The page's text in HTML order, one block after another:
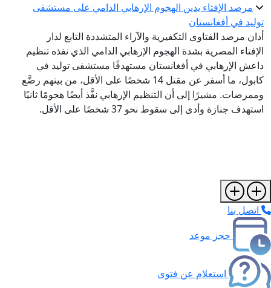
مرصد الإفتاء يدين الهجوم الإرهابي الدامي على مستشفى
توليد في أفغانستان
أدان مرصد الفتاوى التكفيرية والآراء المتشددة التابع لدار
الإفتاء المصرية بشدة الهجوم الإرهابي الدامي الذي نفذه تنظيم
داعش الإرهابي في أفغانستان مستهدفًا مستشفى توليد في
كابول، ما أسفر عن مقتل 14 شخصًا على الأقل، من بينهم رضَّع
وممرضات. مشيرًا إلى أن التنظيم الإرهابي نفَّذ أيضًا هجومًا ثانيًا
استهدف جنازة وأدى إلى سقوط نحو 37 شخصًا على الأقل.
اتصل بنا
حجز موعد
استعلام عن فتوى